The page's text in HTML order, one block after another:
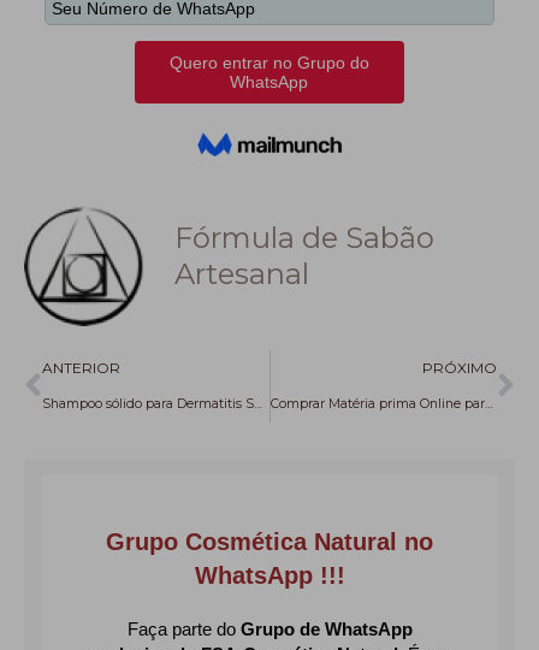
Fórmula de Sabão
Artesanal
Anterior
ANTERIOR
Shampoo sólido para Dermatitis Seborreica
PRÓXIMO
Comprar Matéria prima Online para Elaborar Cosmética e Saboaria Artesanal